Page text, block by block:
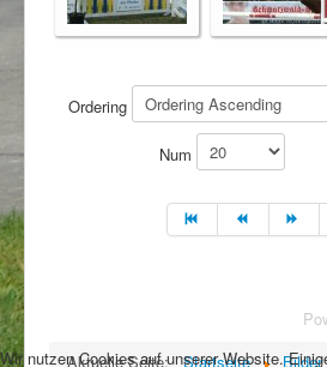
Ordering
Num
Aktuelle Seite: Startseite Bilder
Wir nutzen Cookies auf unserer Website.